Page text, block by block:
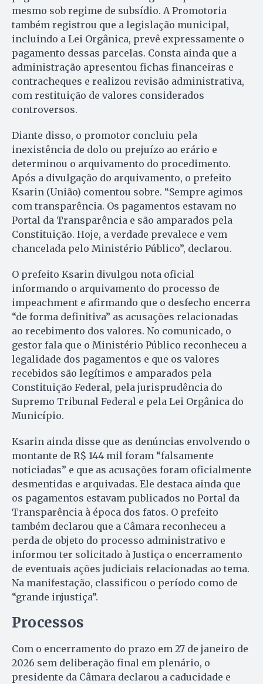
mesmo sob regime de subsídio. A Promotoria
também registrou que a legislação municipal,
incluindo a Lei Orgânica, prevê expressamente o
pagamento dessas parcelas. Consta ainda que a
administração apresentou fichas financeiras e
contracheques e realizou revisão administrativa,
com restituição de valores considerados
controversos.
Diante disso, o promotor concluiu pela
inexistência de dolo ou prejuízo ao erário e
determinou o arquivamento do procedimento.
Após a divulgação do arquivamento, o prefeito
Ksarin (União) comentou sobre. “Sempre agimos
com transparência. Os pagamentos estavam no
Portal da Transparência e são amparados pela
Constituição. Hoje, a verdade prevalece e vem
chancelada pelo Ministério Público”, declarou.
O prefeito Ksarin divulgou nota oficial
informando o arquivamento do processo de
impeachment e afirmando que o desfecho encerra
“de forma definitiva” as acusações relacionadas
ao recebimento dos valores. No comunicado, o
gestor fala que o Ministério Público reconheceu a
legalidade dos pagamentos e que os valores
recebidos são legítimos e amparados pela
Constituição Federal, pela jurisprudência do
Supremo Tribunal Federal e pela Lei Orgânica do
Município.
Ksarin ainda disse que as denúncias envolvendo o
montante de R$ 144 mil foram “falsamente
noticiadas” e que as acusações foram oficialmente
desmentidas e arquivadas. Ele destaca ainda que
os pagamentos estavam publicados no Portal da
Transparência à época dos fatos. O prefeito
também declarou que a Câmara reconheceu a
perda de objeto do processo administrativo e
informou ter solicitado à Justiça o encerramento
de eventuais ações judiciais relacionadas ao tema.
Na manifestação, classificou o período como de
“grande injustiça”.
Processos
Com o encerramento do prazo em 27 de janeiro de
2026 sem deliberação final em plenário, o
presidente da Câmara declarou a caducidade e